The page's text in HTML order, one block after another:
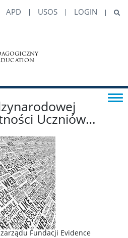
APD USOS LOGIN
Pedagogicznym UW
Uczniów…
Fundacji Evidence